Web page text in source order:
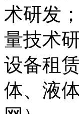
术研发
量技术
设备租
体、液